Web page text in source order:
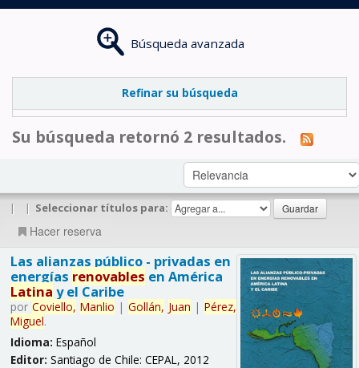
Búsqueda avanzada
Refinar su búsqueda
Su búsqueda retornó 2 resultados.
| | Seleccionar títulos para:
Hacer reserva
Las alianzas público - privadas en
energías renovables en América
Latina y el Caribe
por Coviello, Manlio | Gollán, Juan | Pérez,
Miguel.
Idioma: Español
Editor: Santiago de Chile: CEPAL, 2012